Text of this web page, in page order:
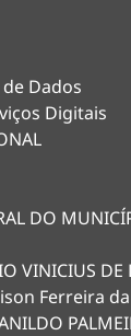
Dados
Digitais
DO
VINICIUS DE
Ferreira da